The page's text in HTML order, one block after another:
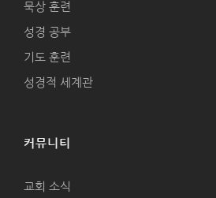
묵상 훈련
성경 공부
기도 훈련
성경적 세계관
커뮤니티
교회 소식